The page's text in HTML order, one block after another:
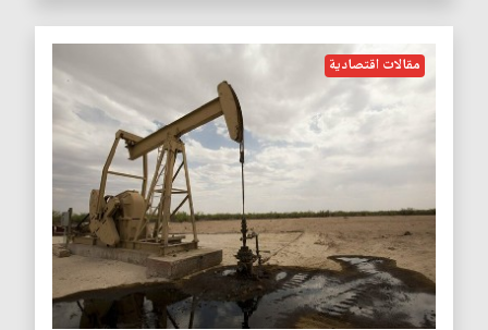
مقالات اقتصادية